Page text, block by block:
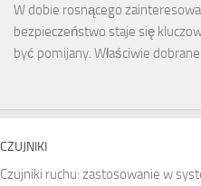
W dobie rosnącego
bezpieczeństwo staje się
być pomijany. Właściwie dobrane
CZUJNIKI
Czujniki ruchu: zastosowanie w